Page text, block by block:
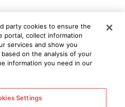
las uvas pasificadas, faena que al
pasera necesita de una cantidad
party cookies to ensure the
portal, collect information
services and show you
on the analysis of your
information you need in our
Settings